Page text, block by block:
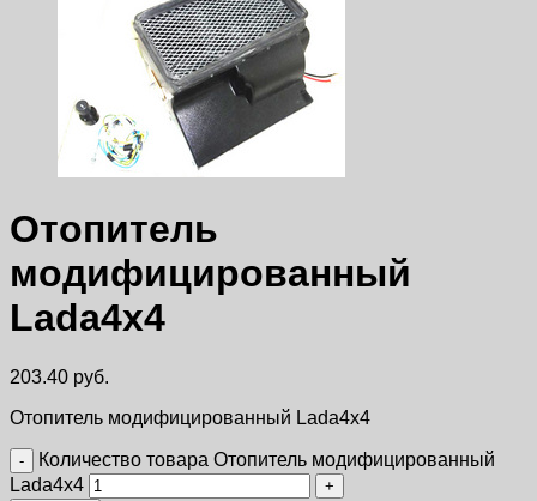
Отопитель
модифицированный
Lada4x4
203.40 руб.
Отопитель модифицированный Lada4x4
Количество товара Отопитель модифицированный
Lada4x4